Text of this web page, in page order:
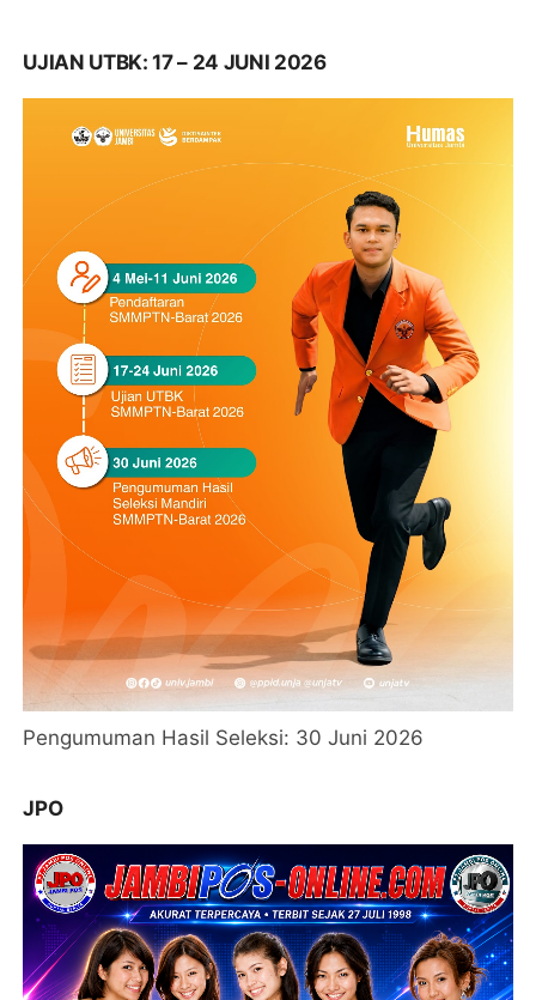
UJIAN UTBK: 17 – 24 JUNI 2026
Pengumuman Hasil Seleksi: 30 Juni 2026
JPO